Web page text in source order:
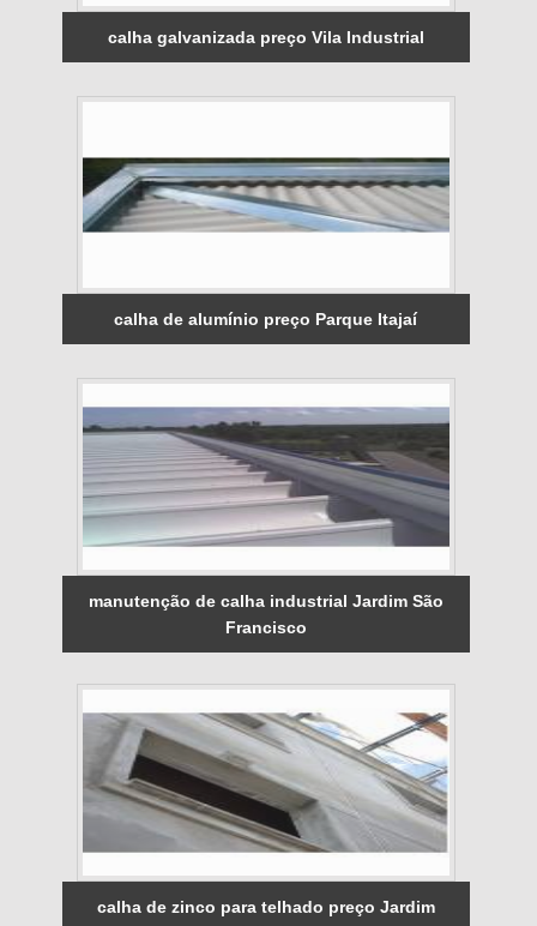
calha galvanizada preço Vila Industrial
calha de alumínio preço Parque Itajaí
manutenção de calha industrial Jardim São
Francisco
calha de zinco para telhado preço Jardim